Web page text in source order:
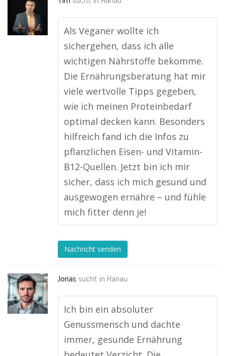
Als Veganer wollte ich
sichergehen, dass ich alle
wichtigen Nährstoffe bekomme.
Die Ernährungsberatung hat mir
viele wertvolle Tipps gegeben,
wie ich meinen Proteinbedarf
optimal decken kann. Besonders
hilfreich fand ich die Infos zu
pflanzlichen Eisen- und Vitamin-
B12-Quellen. Jetzt bin ich mir
sicher, dass ich mich gesund und
ausgewogen ernähre – und fühle
mich fitter denn je!
Nachricht senden
Jonas sucht in Hanau
Ich bin ein absoluter
Genussmensch und dachte
immer, gesunde Ernährung